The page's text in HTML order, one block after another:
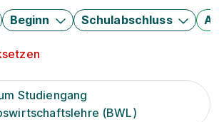
Beginn Schulabschluss
Studiengang
(BWL)